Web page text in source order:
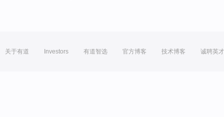
关于有道 Investors 有道智选 官方博客 技术博客 诚聘英才